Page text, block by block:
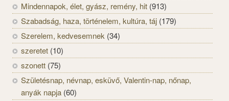
Mindennapok, élet, gyász, remény, hit (913)
Szabadság, haza, történelem, kultúra, táj (179)
Szerelem, kedvesemnek (34)
szeretet (10)
szonett (75)
Születésnap, névnap, esküvő, Valentin-nap, nőnap,
anyák napja (60)